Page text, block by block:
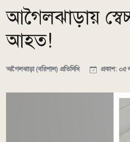
আগৈলঝাড়ায়
আহত!
আগৈলঝাড়া (বরিশাল) প্রতিনিধি প্রকাশ: ০৫